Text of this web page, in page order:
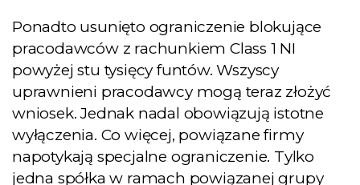
Ponadto usunięto ograniczenie blokujące
pracodawców z rachunkiem Class 1 NI
powyżej stu tysięcy funtów. Wszyscy
uprawnieni pracodawcy mogą teraz złożyć
wniosek. Jednak nadal obowiązują istotne
wyłączenia. Co więcej, powiązane firmy
napotykają specjalne ograniczenie. Tylko
jedna spółka w ramach powiązanej grupy